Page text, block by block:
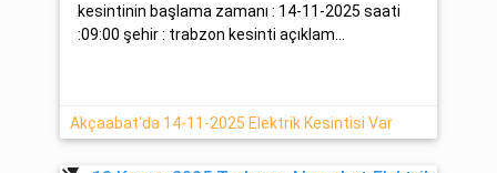
kesintinin başlama zamanı : 14-11-2025 saati
:09:00 şehir : trabzon kesinti açıklam...
Akçaabat'da 14-11-2025 Elektrik Kesintisi Var